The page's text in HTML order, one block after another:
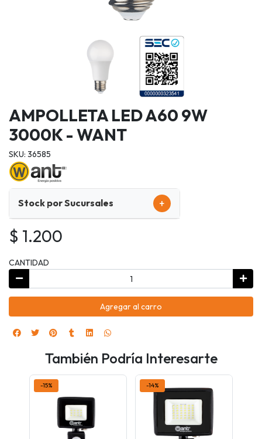
AMPOLLETA LED A60 9W
3000K - WANT
SKU: 36585
Stock por Sucursales +
$ 1.200
CANTIDAD
Agregar al carro
También Podría Interesarte
-15% -14%